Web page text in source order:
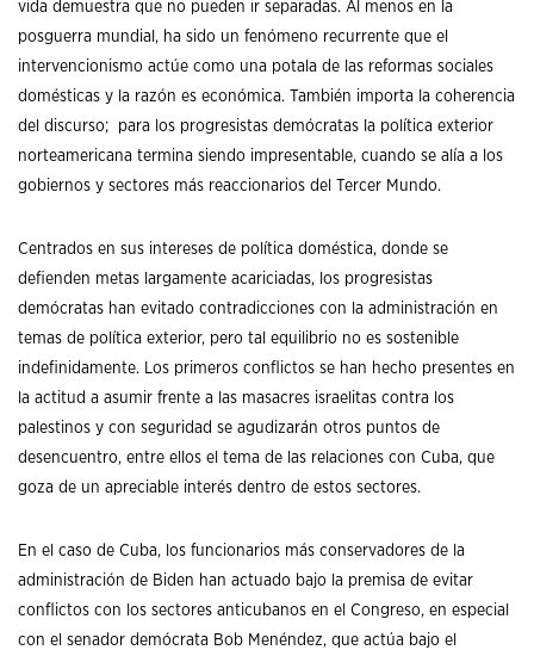
vida demuestra que no pueden ir separadas. Al menos en la
posguerra mundial, ha sido un fenómeno recurrente que el
intervencionismo actúe como una potala de las reformas sociales
domésticas y la razón es económica. También importa la coherencia
del discurso; para los progresistas demócratas la política exterior
norteamericana termina siendo impresentable, cuando se alía a los
gobiernos y sectores más reaccionarios del Tercer Mundo.
Centrados en sus intereses de política doméstica, donde se
defienden metas largamente acariciadas, los progresistas
demócratas han evitado contradicciones con la administración en
temas de política exterior, pero tal equilibrio no es sostenible
indefinidamente. Los primeros conflictos se han hecho presentes en
la actitud a asumir frente a las masacres israelitas contra los
palestinos y con seguridad se agudizarán otros puntos de
desencuentro, entre ellos el tema de las relaciones con Cuba, que
goza de un apreciable interés dentro de estos sectores.
En el caso de Cuba, los funcionarios más conservadores de la
administración de Biden han actuado bajo la premisa de evitar
conflictos con los sectores anticubanos en el Congreso, en especial
con el senador demócrata Bob Menéndez, que actúa bajo el